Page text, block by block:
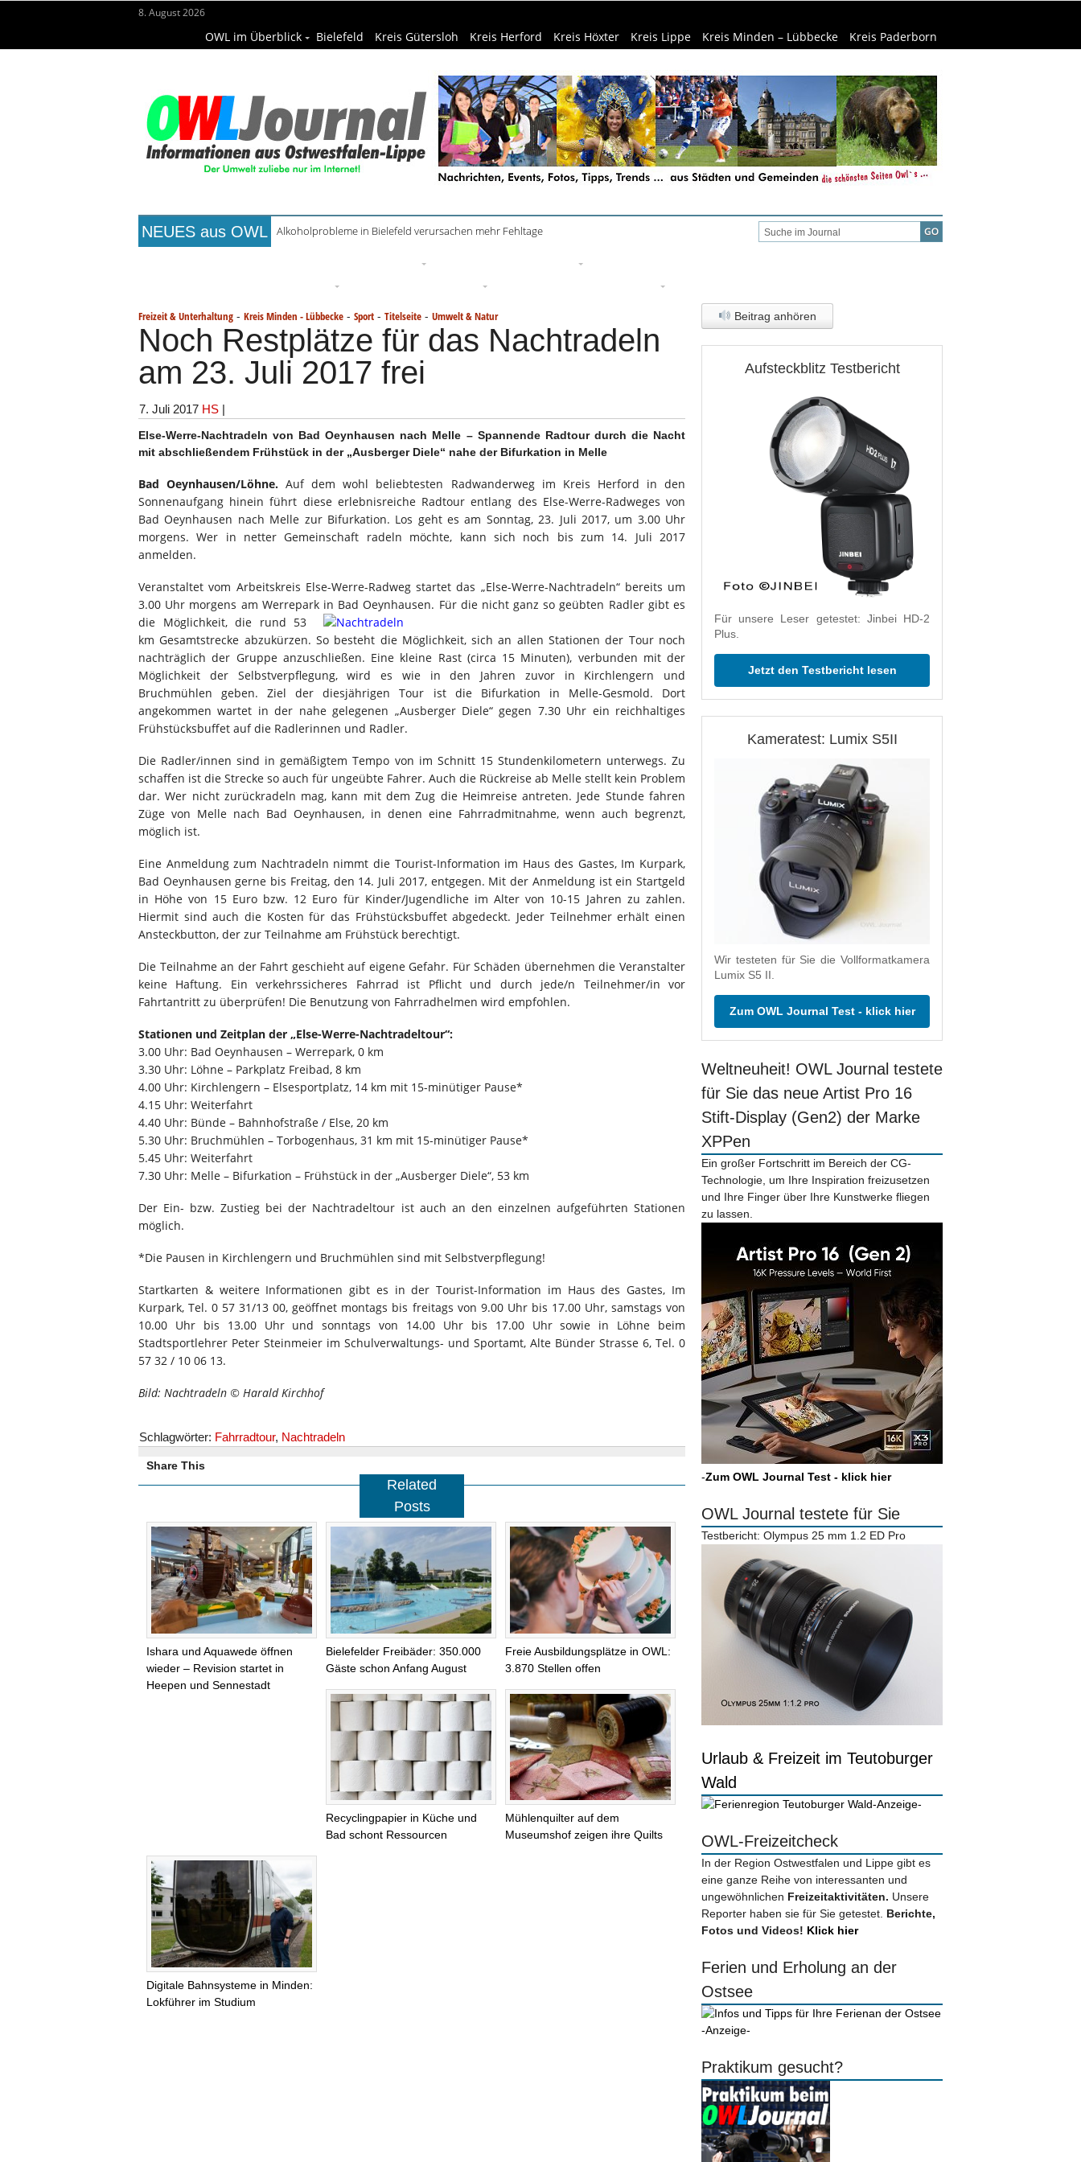
8. August 2026
OWL im Überblick Bielefeld Kreis Gütersloh Kreis Herford Kreis Höxter Kreis Lippe Kreis Minden – Lübbecke Kreis Paderborn
NEUES aus OWL Alkoholprobleme in Bielefeld verursachen mehr Fehltage
Freizeit & Unterhaltung - Kreis Minden - Lübbecke - Sport - Titelseite - Umwelt & Natur
Noch Restplätze für das Nachtradeln
am 23. Juli 2017 frei
7. Juli 2017 HS |
Else-Werre-Nachtradeln von Bad Oeynhausen nach Melle – Spannende Radtour durch die Nacht
mit abschließendem Frühstück in der „Ausberger Diele“ nahe der Bifurkation in Melle
Bad Oeynhausen/Löhne. Auf dem wohl beliebtesten Radwanderweg im Kreis Herford in den
Sonnenaufgang hinein führt diese erlebnisreiche Radtour entlang des Else-Werre-Radweges von
Bad Oeynhausen nach Melle zur Bifurkation. Los geht es am Sonntag, 23. Juli 2017, um 3.00 Uhr
morgens. Wer in netter Gemeinschaft radeln möchte, kann sich noch bis zum 14. Juli 2017
anmelden.
Veranstaltet vom Arbeitskreis Else-Werre-Radweg startet das „Else-Werre-Nachtradeln“ bereits um
3.00 Uhr morgens am Werrepark in Bad Oeynhausen. Für die nicht ganz so geübten Radler gibt es
die Möglichkeit, die rund 53
km Gesamtstrecke abzukürzen. So besteht die Möglichkeit, sich an allen Stationen der Tour noch
nachträglich der Gruppe anzuschließen. Eine kleine Rast (circa 15 Minuten), verbunden mit der
Möglichkeit der Selbstverpflegung, wird es wie in den Jahren zuvor in Kirchlengern und
Bruchmühlen geben. Ziel der diesjährigen Tour ist die Bifurkation in Melle-Gesmold. Dort
angekommen wartet in der nahe gelegenen „Ausberger Diele“ gegen 7.30 Uhr ein reichhaltiges
Frühstücksbuffet auf die Radlerinnen und Radler.
Die Radler/innen sind in gemäßigtem Tempo von im Schnitt 15 Stundenkilometern unterwegs. Zu
schaffen ist die Strecke so auch für ungeübte Fahrer. Auch die Rückreise ab Melle stellt kein Problem
dar. Wer nicht zurückradeln mag, kann mit dem Zug die Heimreise antreten. Jede Stunde fahren
Züge von Melle nach Bad Oeynhausen, in denen eine Fahrradmitnahme, wenn auch begrenzt,
möglich ist.
Eine Anmeldung zum Nachtradeln nimmt die Tourist-Information im Haus des Gastes, Im Kurpark,
Bad Oeynhausen gerne bis Freitag, den 14. Juli 2017, entgegen. Mit der Anmeldung ist ein Startgeld
in Höhe von 15 Euro bzw. 12 Euro für Kinder/Jugendliche im Alter von 10-15 Jahren zu zahlen.
Hiermit sind auch die Kosten für das Frühstücksbuffet abgedeckt. Jeder Teilnehmer erhält einen
Ansteckbutton, der zur Teilnahme am Frühstück berechtigt.
Die Teilnahme an der Fahrt geschieht auf eigene Gefahr. Für Schäden übernehmen die Veranstalter
keine Haftung. Ein verkehrssicheres Fahrrad ist Pflicht und durch jede/n Teilnehmer/in vor
Fahrtantritt zu überprüfen! Die Benutzung von Fahrradhelmen wird empfohlen.
Stationen und Zeitplan der „Else-Werre-Nachtradeltour“:
3.00 Uhr: Bad Oeynhausen – Werrepark, 0 km
3.30 Uhr: Löhne – Parkplatz Freibad, 8 km
4.00 Uhr: Kirchlengern – Elsesportplatz, 14 km mit 15-minütiger Pause*
4.15 Uhr: Weiterfahrt
4.40 Uhr: Bünde – Bahnhofstraße / Else, 20 km
5.30 Uhr: Bruchmühlen – Torbogenhaus, 31 km mit 15-minütiger Pause*
5.45 Uhr: Weiterfahrt
7.30 Uhr: Melle – Bifurkation – Frühstück in der „Ausberger Diele“, 53 km
Der Ein- bzw. Zustieg bei der Nachtradeltour ist auch an den einzelnen aufgeführten Stationen
möglich.
*Die Pausen in Kirchlengern und Bruchmühlen sind mit Selbstverpflegung!
Startkarten & weitere Informationen gibt es in der Tourist-Information im Haus des Gastes, Im
Kurpark, Tel. 0 57 31/13 00, geöffnet montags bis freitags von 9.00 Uhr bis 17.00 Uhr, samstags von
10.00 Uhr bis 13.00 Uhr und sonntags von 14.00 Uhr bis 17.00 Uhr sowie in Löhne beim
Stadtsportlehrer Peter Steinmeier im Schulverwaltungs- und Sportamt, Alte Bünder Strasse 6, Tel. 0
57 32 / 10 06 13.
Bild: Nachtradeln © Harald Kirchhof
Schlagwörter: Fahrradtour, Nachtradeln
Share This
Related
Posts
Ishara und Aquawede öffnen
wieder – Revision startet in
Heepen und Sennestadt
Bielefelder Freibäder: 350.000
Gäste schon Anfang August
Freie Ausbildungsplätze in OWL:
3.870 Stellen offen
Recyclingpapier in Küche und
Bad schont Ressourcen
Mühlenquilter auf dem
Museumshof zeigen ihre Quilts
Digitale Bahnsysteme in Minden:
Lokführer im Studium
Beitrag anhören
Aufsteckblitz Testbericht
Für unsere Leser getestet: Jinbei HD-2
Plus.
Jetzt den Testbericht lesen
Kameratest: Lumix S5II
Wir testeten für Sie die Vollformatkamera
Lumix S5 II.
Zum OWL Journal Test - klick hier
Weltneuheit! OWL Journal testete
für Sie das neue Artist Pro 16
Stift-Display (Gen2) der Marke
XPPen
Ein großer Fortschritt im Bereich der CG-
Technologie, um Ihre Inspiration freizusetzen
und Ihre Finger über Ihre Kunstwerke fliegen
zu lassen.
-Zum OWL Journal Test - klick hier
OWL Journal testete für Sie
Testbericht: Olympus 25 mm 1.2 ED Pro
Urlaub & Freizeit im Teutoburger
Wald
-Anzeige-
OWL-Freizeitcheck
In der Region Ostwestfalen und Lippe gibt es
eine ganze Reihe von interessanten und
ungewöhnlichen Freizeitaktivitäten. Unsere
Reporter haben sie für Sie getestet. Berichte,
Fotos und Videos! Klick hier
Ferien und Erholung an der
Ostsee
-Anzeige-
Praktikum gesucht?